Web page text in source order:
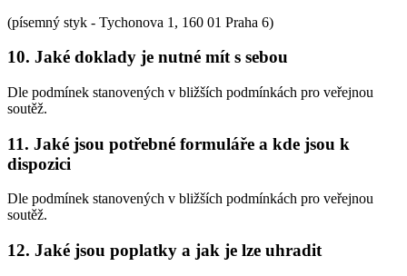
(písemný styk - Tychonova 1, 160 01 Praha 6)
10. Jaké doklady je nutné mít s sebou
Dle podmínek stanovených v bližších podmínkách pro veřejnou
soutěž.
11. Jaké jsou potřebné formuláře a kde jsou k
dispozici
Dle podmínek stanovených v bližších podmínkách pro veřejnou
soutěž.
12. Jaké jsou poplatky a jak je lze uhradit